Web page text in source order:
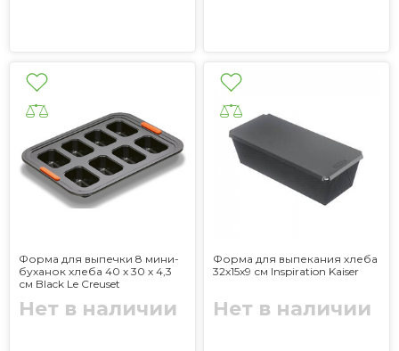
Форма для выпечки 8 мини-
буханок хлеба 40 х 30 х 4,3
см Black Le Creuset
Нет в наличии
Форма для выпекания хлеба
32x15x9 см Inspiration Kaiser
Нет в наличии